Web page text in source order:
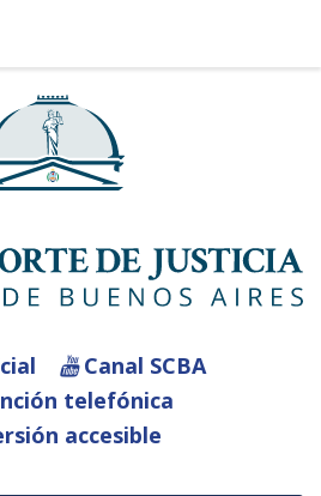
Canal SCBA
telefónica
accesible